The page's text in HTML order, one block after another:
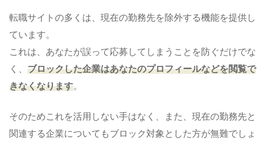
転職サイトの多くは、現在の勤務先を除外する機能を提供し
ています。
これは、あなたが誤って応募してしまうことを防ぐだけでな
く、 ブロックした企業はあなたのプロフィールなどを閲覧で
きなくなります。
そのためこれを活用しない手はなく、また、現在の勤務先と
関連する企業についてもブロック対象とした方が無難でしょ